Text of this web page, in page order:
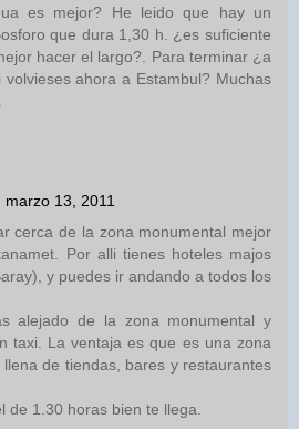
es mejor? He leido que hay un
que dura 1,30 h. ¿es suficiente
hacer el largo?. Para terminar ¿a
ahora a Estambul? Muchas
marzo 13, 2011
cerca de la zona monumental mejor
Por alli tienes hoteles majos
y puedes ir andando a todos los
alejado de la zona monumental y
taxi. La ventaja es que es una zona
de tiendas, bares y restaurantes
de 1.30 horas bien te llega.